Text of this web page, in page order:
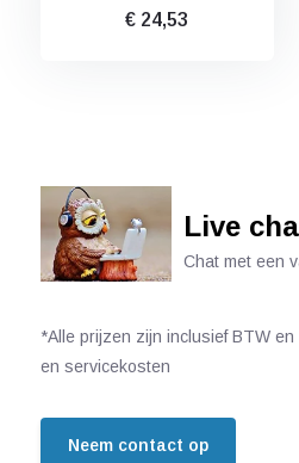
€ 24,53
Live
Chat met een
*Alle prijzen zijn inclusief BTW
en servicekosten
Neem contact op